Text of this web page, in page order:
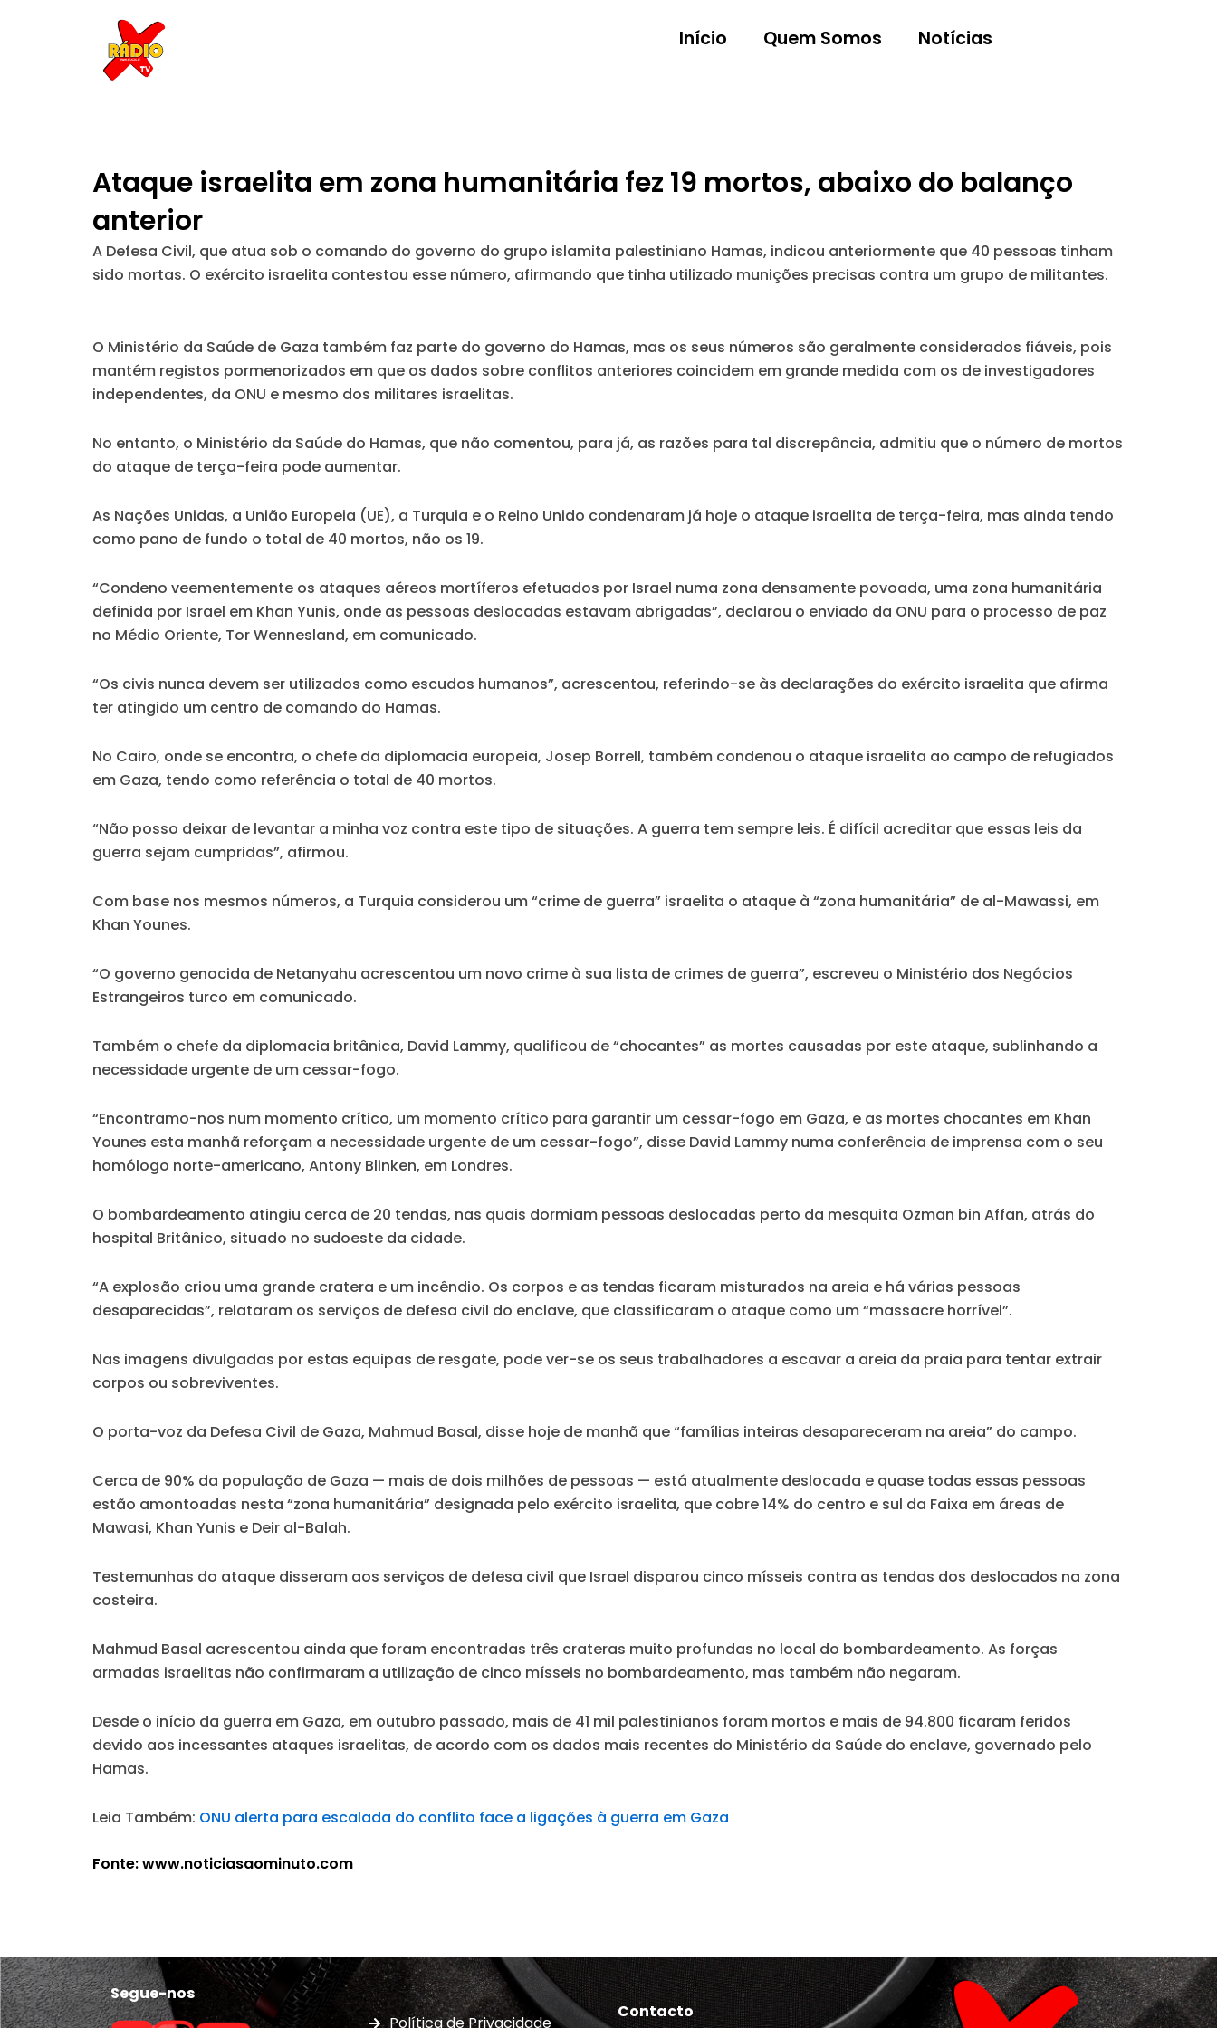
Início Quem Somos Notícias
Ataque israelita em zona humanitária fez 19 mortos, abaixo do balanço
anterior
A Defesa Civil, que atua sob o comando do governo do grupo islamita palestiniano Hamas, indicou anteriormente que 40 pessoas tinham
sido mortas. O exército israelita contestou esse número, afirmando que tinha utilizado munições precisas contra um grupo de militantes.
O Ministério da Saúde de Gaza também faz parte do governo do Hamas, mas os seus números são geralmente considerados fiáveis, pois
mantém registos pormenorizados em que os dados sobre conflitos anteriores coincidem em grande medida com os de investigadores
independentes, da ONU e mesmo dos militares israelitas.
No entanto, o Ministério da Saúde do Hamas, que não comentou, para já, as razões para tal discrepância, admitiu que o número de mortos
do ataque de terça-feira pode aumentar.
As Nações Unidas, a União Europeia (UE), a Turquia e o Reino Unido condenaram já hoje o ataque israelita de terça-feira, mas ainda tendo
como pano de fundo o total de 40 mortos, não os 19.
“Condeno veementemente os ataques aéreos mortíferos efetuados por Israel numa zona densamente povoada, uma zona humanitária
definida por Israel em Khan Yunis, onde as pessoas deslocadas estavam abrigadas”, declarou o enviado da ONU para o processo de paz
no Médio Oriente, Tor Wennesland, em comunicado.
“Os civis nunca devem ser utilizados como escudos humanos”, acrescentou, referindo-se às declarações do exército israelita que afirma
ter atingido um centro de comando do Hamas.
No Cairo, onde se encontra, o chefe da diplomacia europeia, Josep Borrell, também condenou o ataque israelita ao campo de refugiados
em Gaza, tendo como referência o total de 40 mortos.
“Não posso deixar de levantar a minha voz contra este tipo de situações. A guerra tem sempre leis. É difícil acreditar que essas leis da
guerra sejam cumpridas”, afirmou.
Com base nos mesmos números, a Turquia considerou um “crime de guerra” israelita o ataque à “zona humanitária” de al-Mawassi, em
Khan Younes.
“O governo genocida de Netanyahu acrescentou um novo crime à sua lista de crimes de guerra”, escreveu o Ministério dos Negócios
Estrangeiros turco em comunicado.
Também o chefe da diplomacia britânica, David Lammy, qualificou de “chocantes” as mortes causadas por este ataque, sublinhando a
necessidade urgente de um cessar-fogo.
“Encontramo-nos num momento crítico, um momento crítico para garantir um cessar-fogo em Gaza, e as mortes chocantes em Khan
Younes esta manhã reforçam a necessidade urgente de um cessar-fogo”, disse David Lammy numa conferência de imprensa com o seu
homólogo norte-americano, Antony Blinken, em Londres.
O bombardeamento atingiu cerca de 20 tendas, nas quais dormiam pessoas deslocadas perto da mesquita Ozman bin Affan, atrás do
hospital Britânico, situado no sudoeste da cidade.
“A explosão criou uma grande cratera e um incêndio. Os corpos e as tendas ficaram misturados na areia e há várias pessoas
desaparecidas”, relataram os serviços de defesa civil do enclave, que classificaram o ataque como um “massacre horrível”.
Nas imagens divulgadas por estas equipas de resgate, pode ver-se os seus trabalhadores a escavar a areia da praia para tentar extrair
corpos ou sobreviventes.
O porta-voz da Defesa Civil de Gaza, Mahmud Basal, disse hoje de manhã que “famílias inteiras desapareceram na areia” do campo.
Cerca de 90% da população de Gaza — mais de dois milhões de pessoas — está atualmente deslocada e quase todas essas pessoas
estão amontoadas nesta “zona humanitária” designada pelo exército israelita, que cobre 14% do centro e sul da Faixa em áreas de
Mawasi, Khan Yunis e Deir al-Balah.
Testemunhas do ataque disseram aos serviços de defesa civil que Israel disparou cinco mísseis contra as tendas dos deslocados na zona
costeira.
Mahmud Basal acrescentou ainda que foram encontradas três crateras muito profundas no local do bombardeamento. As forças
armadas israelitas não confirmaram a utilização de cinco mísseis no bombardeamento, mas também não negaram.
Desde o início da guerra em Gaza, em outubro passado, mais de 41 mil palestinianos foram mortos e mais de 94.800 ficaram feridos
devido aos incessantes ataques israelitas, de acordo com os dados mais recentes do Ministério da Saúde do enclave, governado pelo
Hamas.
Leia Também: ONU alerta para escalada do conflito face a ligações à guerra em Gaza
Fonte: www.noticiasaominuto.com
Segue-nos
Política de Privacidade
Contacto